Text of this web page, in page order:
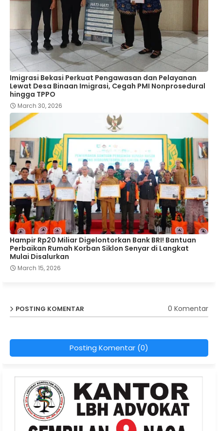
Imigrasi Bekasi Perkuat Pengawasan dan Pelayanan
Lewat Desa Binaan Imigrasi, Cegah PMI Nonprosedural
hingga TPPO
March 30, 2026
Hampir Rp20 Miliar Digelontorkan Bank BRI! Bantuan
Perbaikan Rumah Korban Siklon Senyar di Langkat
Mulai Disalurkan
March 15, 2026
POSTING KOMENTAR 0 Komentar
Posting Komentar (0)